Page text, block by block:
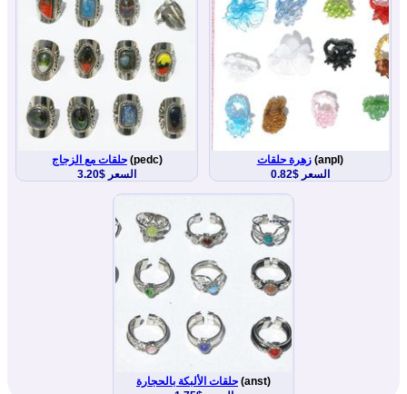
حلقات مع الزجاج(pedc)
السعر $3.20
زهرة حلقات(anpl)
السعر $0.82
حلقات الألبكة بالحجارة (anst)